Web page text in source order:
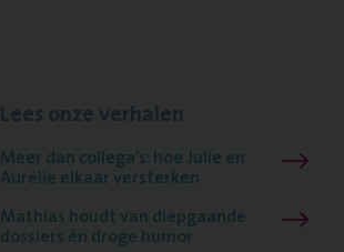
Meer dan collega’s: hoe Julie en
Aurélie elkaar versterken
Mathias houdt van diepgaande
dossiers én droge humor